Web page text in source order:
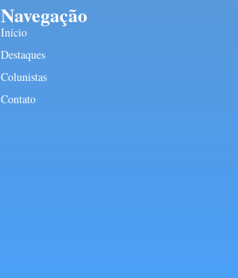
Navegação
Início
Destaques
Colunistas
Contato